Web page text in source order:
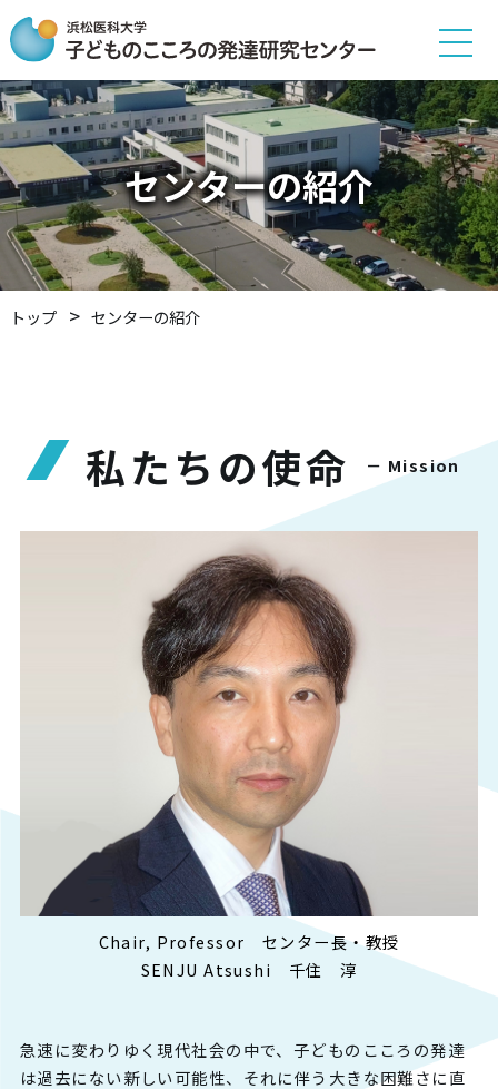
センターの紹介
トップ センターの紹介
私たちの使命 － Mission
Chair, Professor センター長・教授
SENJU Atsushi 千住 淳
急速に変わりゆく現代社会の中で、子どものこころの発達
は過去にない新しい可能性、それに伴う大きな困難さに直